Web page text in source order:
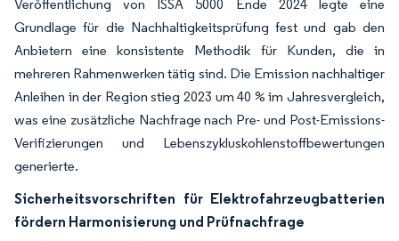
Veröffentlichung von ISSA 5000 Ende 2024 legte eine
Grundlage für die Nachhaltigkeitsprüfung fest und gab den
Anbietern eine konsistente Methodik für Kunden, die in
mehreren Rahmenwerken tätig sind. Die Emission nachhaltiger
Anleihen in der Region stieg 2023 um 40 % im Jahresvergleich,
was eine zusätzliche Nachfrage nach Pre- und Post-Emissions-
Verifizierungen und Lebenszykluskohlenstoffbewertungen
generierte.
Sicherheitsvorschriften für Elektrofahrzeugbatterien
fördern Harmonisierung und Prüfnachfrage